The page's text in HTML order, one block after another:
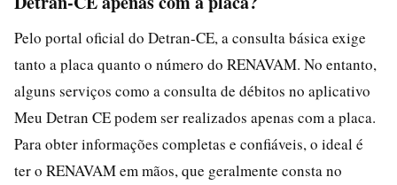
Pelo portal oficial do Detran-CE, a consulta básica exige
tanto a placa quanto o número do RENAVAM. No entanto,
alguns serviços como a consulta de débitos no aplicativo
Meu Detran CE podem ser realizados apenas com a placa.
Para obter informações completas e confiáveis, o ideal é
ter o RENAVAM em mãos, que geralmente consta no